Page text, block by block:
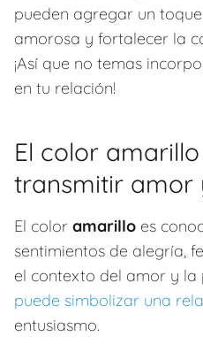
pueden agregar un
amorosa y fortalecer la
¡Así que no temas
en tu relación!
El color
transmitir amor
El color amarillo es
sentimientos de alegría,
el contexto del amor y la
puede simbolizar una
entusiasmo.